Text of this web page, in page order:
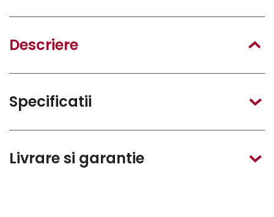
Descriere
Specificatii
Livrare si garantie